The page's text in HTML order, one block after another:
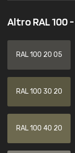
Altro RAL 100
RAL 100 20 05
RAL 100 30 20
RAL 100 40 20